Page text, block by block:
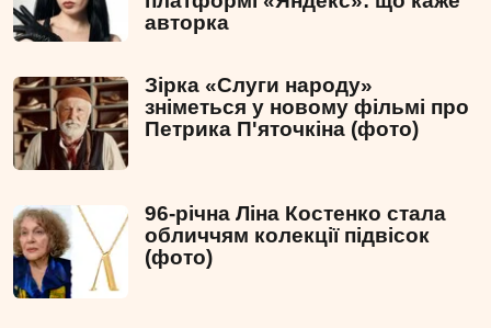
авторка
Зірка «Слуги народу»
зніметься у новому фільмі про
Петрика П'яточкіна (фото)
96-річна Ліна Костенко стала
обличчям колекції підвісок
(фото)